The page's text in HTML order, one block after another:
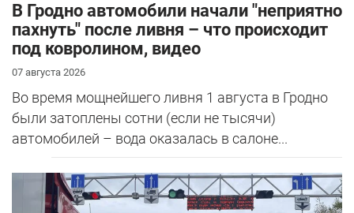
В Гродно автомобили начали "неприятно
пахнуть" после ливня – что происходит
под ковролином, видео
07 августа 2026
Во время мощнейшего ливня 1 августа в Гродно
были затоплены сотни (если не тысячи)
автомобилей – вода оказалась в салоне...